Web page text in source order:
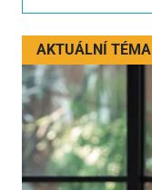
AKTUÁLNÍ TÉMA